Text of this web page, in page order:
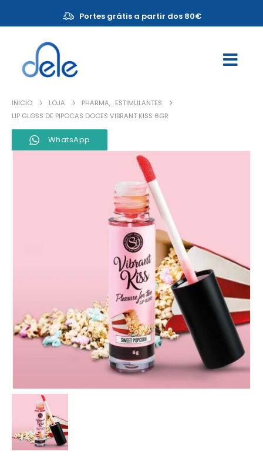
Portes grátis a partir dos 80€
INICIO LOJA PHARMA, ESTIMULANTES
LIP GLOSS DE PIPOCAS DOCES VIBRANT KISS 6GR
WhatsApp